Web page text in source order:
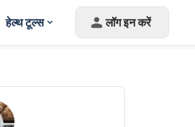
हेल्थ टूल्स लॉग इन करें